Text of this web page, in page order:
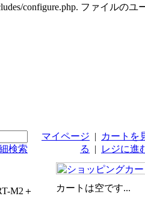
configure.php. ファイルの
検索
マイページ |
カートを
る
| レジに進
M2＋
カートは空です...